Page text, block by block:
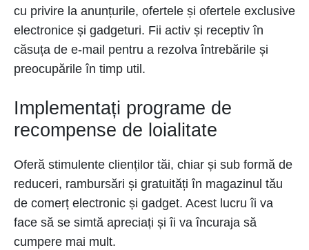
cu privire la anunțurile, ofertele și ofertele exclusive
electronice și gadgeturi. Fii activ și receptiv în
căsuța de e-mail pentru a rezolva întrebările și
preocupările în timp util.
Implementați programe de
recompense de loialitate
Oferă stimulente clienților tăi, chiar și sub formă de
reduceri, rambursări și gratuități în magazinul tău
de comerț electronic și gadget. Acest lucru îi va
face să se simtă apreciați și îi va încuraja să
cumpere mai mult.